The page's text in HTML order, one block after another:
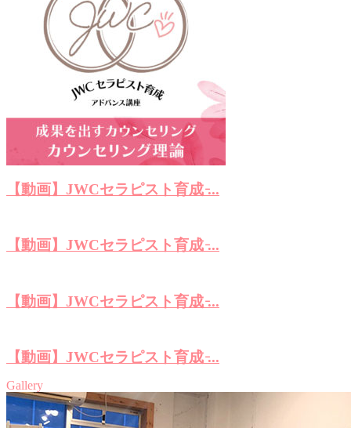
【動画】JWCセラピスト育成 ̵...
【動画】JWCセラピスト育成 ̵...
【動画】JWCセラピスト育成 ̵...
【動画】JWCセラピスト育成 ̵...
Gallery